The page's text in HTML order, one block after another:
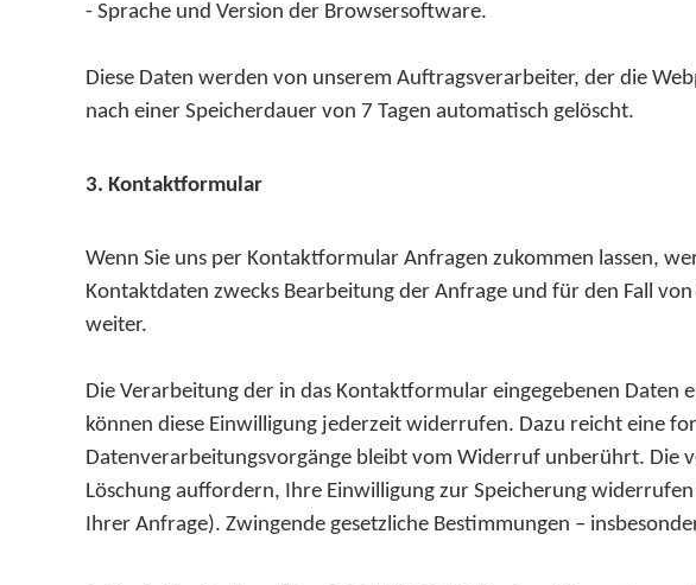
- Sprache und Version der Browsersoftware.
Diese Daten werden von unserem Auftragsverarbeiter, der die
nach einer Speicherdauer von 7 Tagen automatisch gelöscht.
3. Kontaktformular
Wenn Sie uns per Kontaktformular Anfragen zukommen lassen,
Kontaktdaten zwecks Bearbeitung der Anfrage und für den Fall
weiter.
Die Verarbeitung der in das Kontaktformular eingegebenen Daten
können diese Einwilligung jederzeit widerrufen. Dazu reicht eine
Datenverarbeitungsvorgänge bleibt vom Widerruf unberührt. Die
Löschung auffordern, Ihre Einwilligung zur Speicherung
Ihrer Anfrage). Zwingende gesetzliche Bestimmungen –